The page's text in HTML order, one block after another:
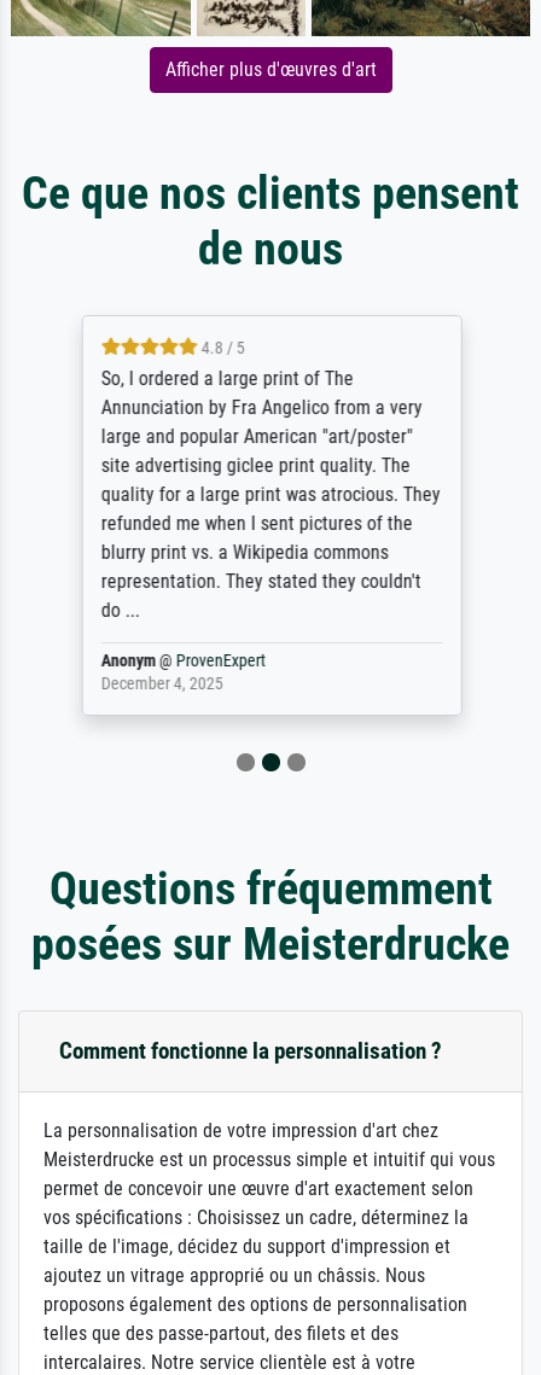
Afficher plus d'œuvres d'art
Ce que nos clients pensent
de nous
4.8 / 5
So, I ordered a large print of The
Annunciation by Fra Angelico from a very
large and popular American "art/poster"
site advertising giclee print quality. The
quality for a large print was atrocious. They
refunded me when I sent pictures of the
blurry print vs. a Wikipedia commons
representation. They stated they couldn't
do ...
Anonym@ ProvenExpert
December 4, 2025
Questions fréquemment
posées sur Meisterdrucke
Comment fonctionne la personnalisation ?
La personnalisation de votre impression d'art chez
Meisterdrucke est un processus simple et intuitif qui vous
permet de concevoir une œuvre d'art exactement selon
vos spécifications : Choisissez un cadre, déterminez la
taille de l'image, décidez du support d'impression et
ajoutez un vitrage approprié ou un châssis. Nous
proposons également des options de personnalisation
telles que des passe-partout, des filets et des
intercalaires. Notre service clientèle est à votre